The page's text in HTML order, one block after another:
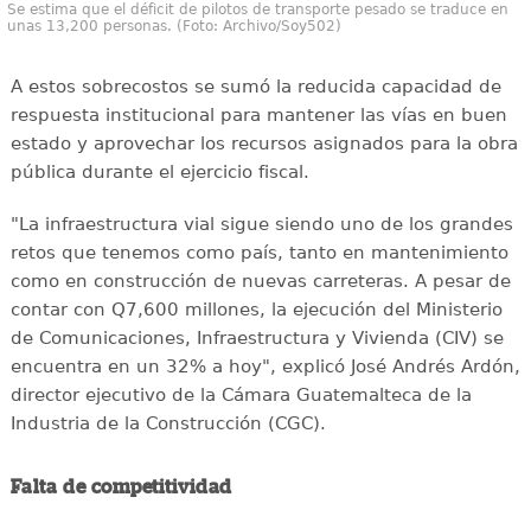
Se estima que el déficit de pilotos de transporte pesado se traduce en
unas 13,200 personas. (Foto: Archivo/Soy502)
A estos sobrecostos se sumó la reducida capacidad de
respuesta institucional para mantener las vías en buen
estado y aprovechar los recursos asignados para la obra
pública durante el ejercicio fiscal.
"La infraestructura vial sigue siendo uno de los grandes
retos que tenemos como país, tanto en mantenimiento
como en construcción de nuevas carreteras. A pesar de
contar con Q7,600 millones, la ejecución del Ministerio
de Comunicaciones, Infraestructura y Vivienda (CIV) se
encuentra en un 32% a hoy", explicó José Andrés Ardón,
director ejecutivo de la Cámara Guatemalteca de la
Industria de la Construcción (CGC).
Falta de competitividad